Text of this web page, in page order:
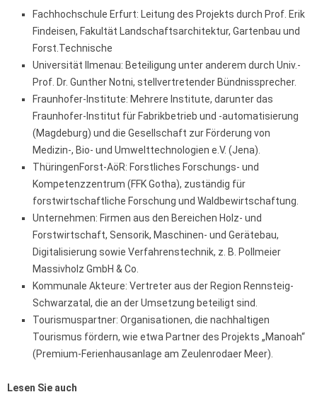
Fachhochschule Erfurt: Leitung des Projekts durch Prof. Erik
Findeisen, Fakultät Landschaftsarchitektur, Gartenbau und
Forst.Technische
Universität Ilmenau: Beteiligung unter anderem durch Univ.-
Prof. Dr. Gunther Notni, stellvertretender Bündnissprecher.
Fraunhofer-Institute: Mehrere Institute, darunter das
Fraunhofer-Institut für Fabrikbetrieb und -automatisierung
(Magdeburg) und die Gesellschaft zur Förderung von
Medizin-, Bio- und Umwelttechnologien e.V. (Jena).
ThüringenForst-AöR: Forstliches Forschungs- und
Kompetenzzentrum (FFK Gotha), zuständig für
forstwirtschaftliche Forschung und Waldbewirtschaftung.
Unternehmen: Firmen aus den Bereichen Holz- und
Forstwirtschaft, Sensorik, Maschinen- und Gerätebau,
Digitalisierung sowie Verfahrenstechnik, z. B. Pollmeier
Massivholz GmbH & Co.
Kommunale Akteure: Vertreter aus der Region Rennsteig-
Schwarzatal, die an der Umsetzung beteiligt sind.
Tourismuspartner: Organisationen, die nachhaltigen
Tourismus fördern, wie etwa Partner des Projekts „Manoah“
(Premium-Ferienhausanlage am Zeulenrodaer Meer).
Lesen Sie auch